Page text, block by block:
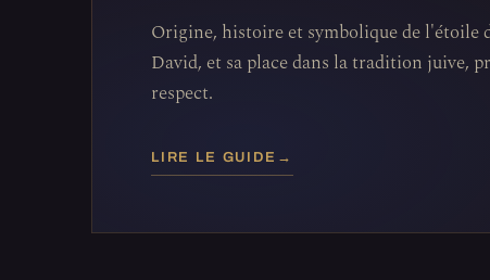
Origine, histoire et symbolique de l'étoile
David, et sa place dans la tradition juive,
respect.
LIRE LE GUIDE →